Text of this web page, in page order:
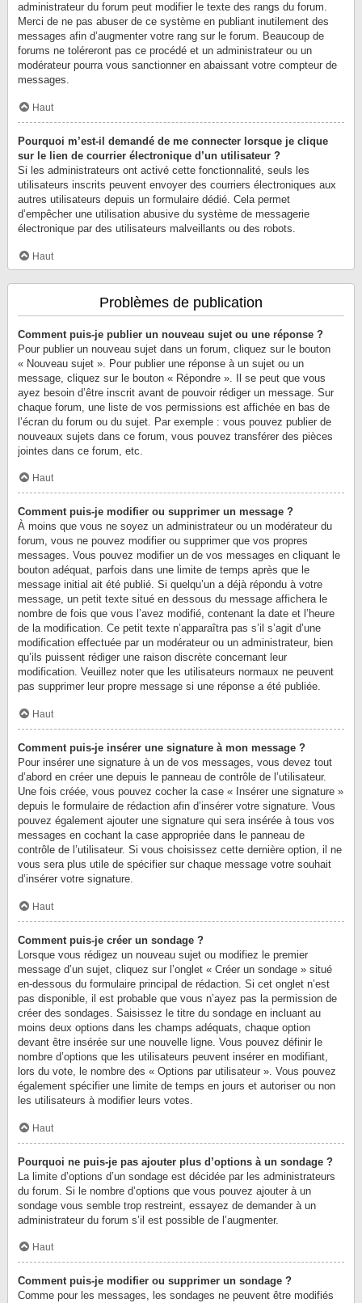
administrateur du forum peut modifier le texte des rangs du forum.
Merci de ne pas abuser de ce système en publiant inutilement des
messages afin d’augmenter votre rang sur le forum. Beaucoup de
forums ne toléreront pas ce procédé et un administrateur ou un
modérateur pourra vous sanctionner en abaissant votre compteur de
messages.
Haut
Pourquoi m’est-il demandé de me connecter lorsque je clique
sur le lien de courrier électronique d’un utilisateur ?
Si les administrateurs ont activé cette fonctionnalité, seuls les
utilisateurs inscrits peuvent envoyer des courriers électroniques aux
autres utilisateurs depuis un formulaire dédié. Cela permet
d’empêcher une utilisation abusive du système de messagerie
électronique par des utilisateurs malveillants ou des robots.
Haut
Problèmes de publication
Comment puis-je publier un nouveau sujet ou une réponse ?
Pour publier un nouveau sujet dans un forum, cliquez sur le bouton
« Nouveau sujet ». Pour publier une réponse à un sujet ou un
message, cliquez sur le bouton « Répondre ». Il se peut que vous
ayez besoin d’être inscrit avant de pouvoir rédiger un message. Sur
chaque forum, une liste de vos permissions est affichée en bas de
l’écran du forum ou du sujet. Par exemple : vous pouvez publier de
nouveaux sujets dans ce forum, vous pouvez transférer des pièces
jointes dans ce forum, etc.
Haut
Comment puis-je modifier ou supprimer un message ?
À moins que vous ne soyez un administrateur ou un modérateur du
forum, vous ne pouvez modifier ou supprimer que vos propres
messages. Vous pouvez modifier un de vos messages en cliquant le
bouton adéquat, parfois dans une limite de temps après que le
message initial ait été publié. Si quelqu’un a déjà répondu à votre
message, un petit texte situé en dessous du message affichera le
nombre de fois que vous l’avez modifié, contenant la date et l’heure
de la modification. Ce petit texte n’apparaîtra pas s’il s’agit d’une
modification effectuée par un modérateur ou un administrateur, bien
qu’ils puissent rédiger une raison discrète concernant leur
modification. Veuillez noter que les utilisateurs normaux ne peuvent
pas supprimer leur propre message si une réponse a été publiée.
Haut
Comment puis-je insérer une signature à mon message ?
Pour insérer une signature à un de vos messages, vous devez tout
d’abord en créer une depuis le panneau de contrôle de l’utilisateur.
Une fois créée, vous pouvez cocher la case « Insérer une signature »
depuis le formulaire de rédaction afin d’insérer votre signature. Vous
pouvez également ajouter une signature qui sera insérée à tous vos
messages en cochant la case appropriée dans le panneau de
contrôle de l’utilisateur. Si vous choisissez cette dernière option, il ne
vous sera plus utile de spécifier sur chaque message votre souhait
d’insérer votre signature.
Haut
Comment puis-je créer un sondage ?
Lorsque vous rédigez un nouveau sujet ou modifiez le premier
message d’un sujet, cliquez sur l’onglet « Créer un sondage » situé
en-dessous du formulaire principal de rédaction. Si cet onglet n’est
pas disponible, il est probable que vous n’ayez pas la permission de
créer des sondages. Saisissez le titre du sondage en incluant au
moins deux options dans les champs adéquats, chaque option
devant être insérée sur une nouvelle ligne. Vous pouvez définir le
nombre d’options que les utilisateurs peuvent insérer en modifiant,
lors du vote, le nombre des « Options par utilisateur ». Vous pouvez
également spécifier une limite de temps en jours et autoriser ou non
les utilisateurs à modifier leurs votes.
Haut
Pourquoi ne puis-je pas ajouter plus d’options à un sondage ?
La limite d’options d’un sondage est décidée par les administrateurs
du forum. Si le nombre d’options que vous pouvez ajouter à un
sondage vous semble trop restreint, essayez de demander à un
administrateur du forum s’il est possible de l’augmenter.
Haut
Comment puis-je modifier ou supprimer un sondage ?
Comme pour les messages, les sondages ne peuvent être modifiés